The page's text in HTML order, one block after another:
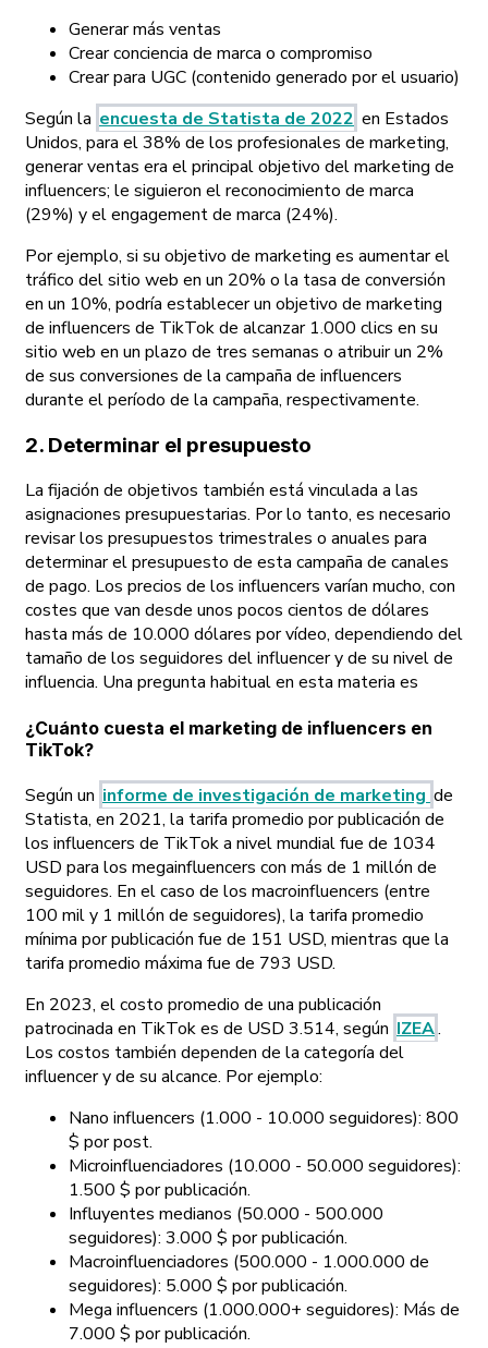
Generar más ventas
Crear conciencia de marca o compromiso
Crear para UGC (contenido generado por el usuario)
Según la encuesta de Statista de 2022 en Estados
Unidos, para el 38% de los profesionales de marketing,
generar ventas era el principal objetivo del marketing de
influencers; le siguieron el reconocimiento de marca
(29%) y el engagement de marca (24%).
Por ejemplo, si su objetivo de marketing es aumentar el
tráfico del sitio web en un 20% o la tasa de conversión
en un 10%, podría establecer un objetivo de marketing
de influencers de TikTok de alcanzar 1.000 clics en su
sitio web en un plazo de tres semanas o atribuir un 2%
de sus conversiones de la campaña de influencers
durante el período de la campaña, respectivamente.
2. Determinar el presupuesto
La fijación de objetivos también está vinculada a las
asignaciones presupuestarias. Por lo tanto, es necesario
revisar los presupuestos trimestrales o anuales para
determinar el presupuesto de esta campaña de canales
de pago. Los precios de los influencers varían mucho, con
costes que van desde unos pocos cientos de dólares
hasta más de 10.000 dólares por vídeo, dependiendo del
tamaño de los seguidores del influencer y de su nivel de
influencia. Una pregunta habitual en esta materia es
¿Cuánto cuesta el marketing de influencers en
TikTok?
Según un informe de investigación de marketing de
Statista, en 2021, la tarifa promedio por publicación de
los influencers de TikTok a nivel mundial fue de 1034
USD para los megainfluencers con más de 1 millón de
seguidores. En el caso de los macroinfluencers (entre
100 mil y 1 millón de seguidores), la tarifa promedio
mínima por publicación fue de 151 USD, mientras que la
tarifa promedio máxima fue de 793 USD.
En 2023, el costo promedio de una publicación
patrocinada en TikTok es de USD 3.514, según IZEA.
Los costos también dependen de la categoría del
influencer y de su alcance. Por ejemplo:
Nano influencers (1.000 - 10.000 seguidores): 800
$ por post.
Microinfluenciadores (10.000 - 50.000 seguidores):
1.500 $ por publicación.
Influyentes medianos (50.000 - 500.000
seguidores): 3.000 $ por publicación.
Macroinfluenciadores (500.000 - 1.000.000 de
seguidores): 5.000 $ por publicación.
Mega influencers (1.000.000+ seguidores): Más de
7.000 $ por publicación.